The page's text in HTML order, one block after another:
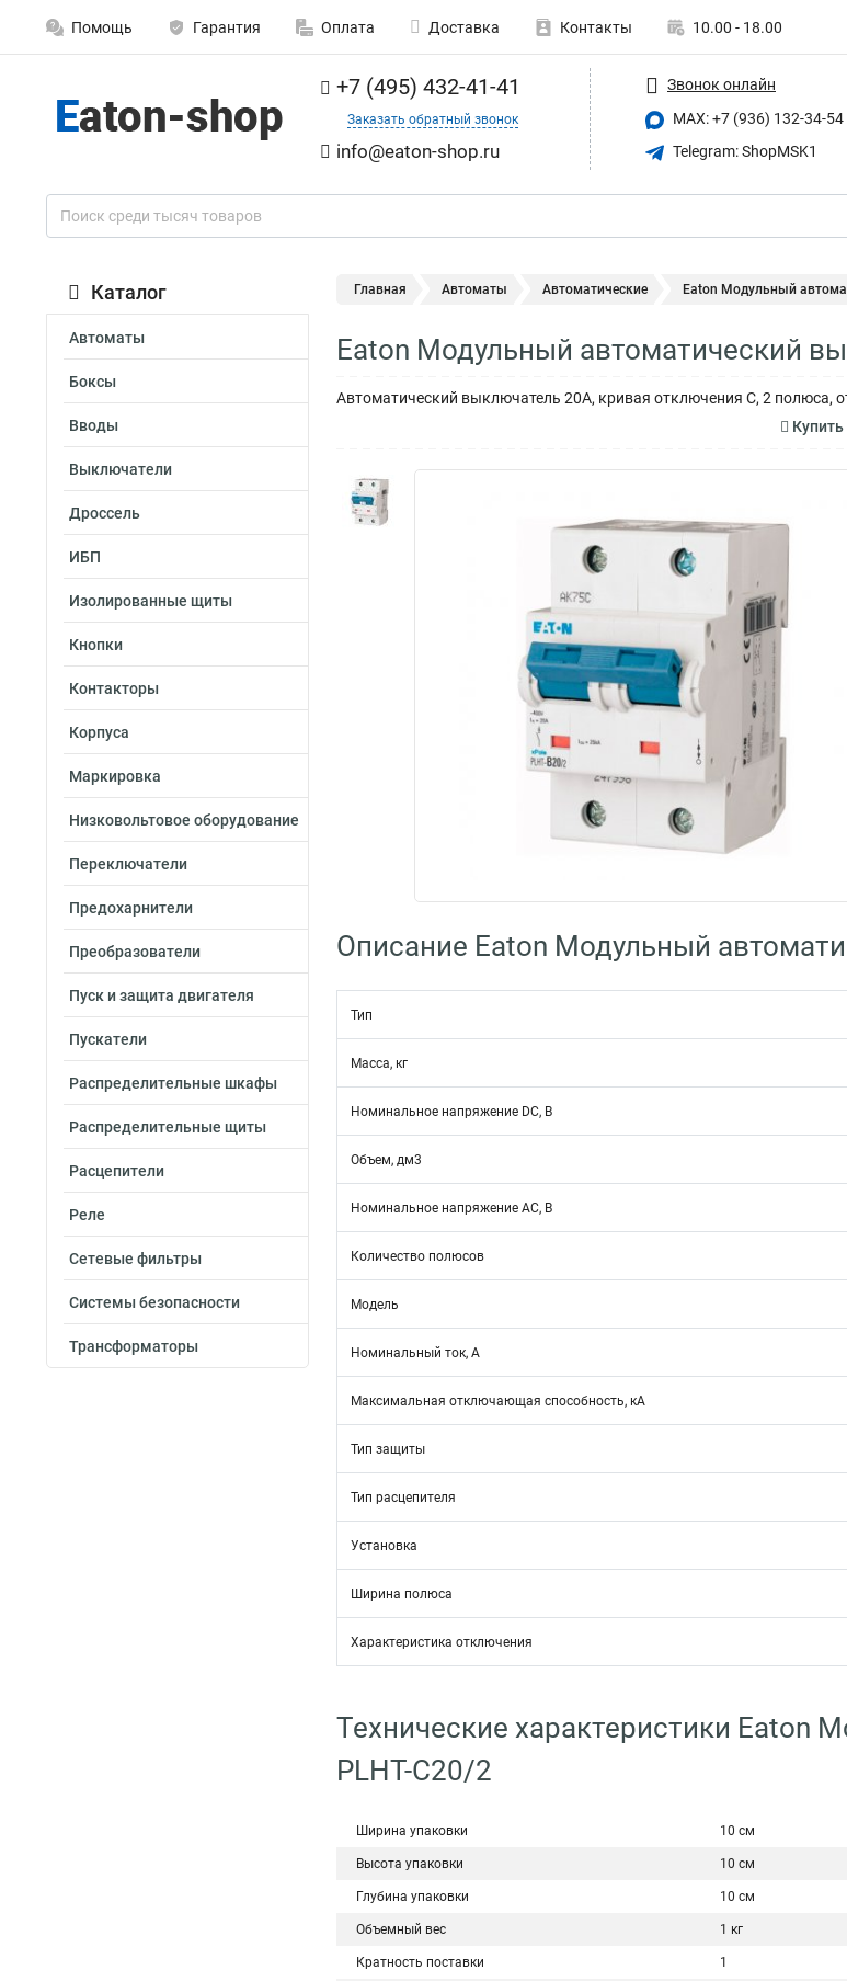
Помощь Гарантия Оплата Доставка Контакты 10.00 - 18.00
+7 (495) 432-41-41
Заказать обратный звонок
info@eaton-shop.ru
Звонок онлайн
MAX: +7 (936) 132-34-54
Telegram: ShopMSK1
Каталог
Автоматы
Боксы
Вводы
Выключатели
Дроссель
ИБП
Изолированные щиты
Кнопки
Контакторы
Корпуса
Маркировка
Низковольтовое оборудование
Переключатели
Предохарнители
Преобразователи
Пуск и защита двигателя
Пускатели
Распределительные шкафы
Распределительные щиты
Расцепители
Реле
Сетевые фильтры
Системы безопасности
Трансформаторы
Главная Автоматы Автоматические Eaton Модульный
Eaton Модульный автоматический
Автоматический выключатель 20А, кривая отключения С, 2 полюса,
Описание Eaton Модульный
Тип
Масса, кг
Номинальное напряжение DC, В
Объем, дм3
Номинальное напряжение АС, В
Количество полюсов
Модель
Номинальный ток, А
Максимальная отключающая способность, кА
Тип защиты
Тип расцепителя
Установка
Ширина полюса
Характеристика отключения
Технические характеристики Eaton
PLHT-C20/2
Ширина упаковки 10 см
Высота упаковки 10 см
Глубина упаковки 10 см
Объемный вес 1 кг
Кратность поставки 1